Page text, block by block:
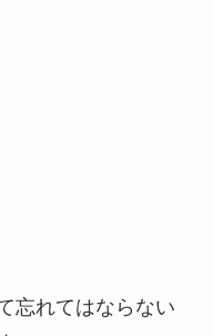
忘れてはならない